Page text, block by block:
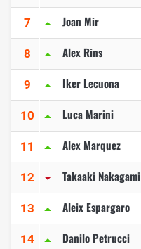
7 Joan Mir
8 Alex Rins
9 Iker Lecuona
10 Luca Marini
11 Alex Marquez
12 Takaaki Nakagami
13 Aleix Espargaro
14 Danilo Petrucci